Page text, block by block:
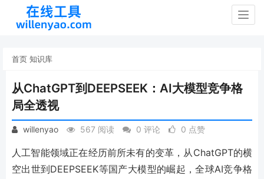
首页 知识库
从ChatGPT到DEEPSEEK：AI大模型竞争格
局全透视
willenyao 567 阅读 0 评论 0 点赞
人工智能领域正在经历前所未有的变革，从ChatGPT的横
空出世到DEEPSEEK等国产大模型的崛起，全球AI竞争格